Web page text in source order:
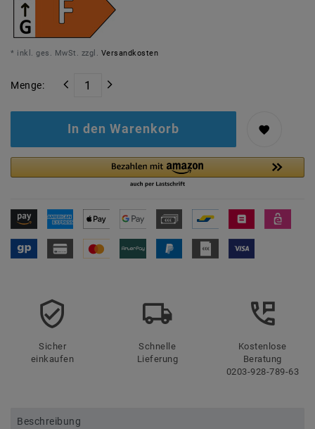
* inkl. ges. MwSt. zzgl. Versandkosten
Menge:
In den Warenkorb
Sicher
einkaufen
Schnelle
Lieferung
Kostenlose
Beratung
0203-928-789-63
Beschreibung